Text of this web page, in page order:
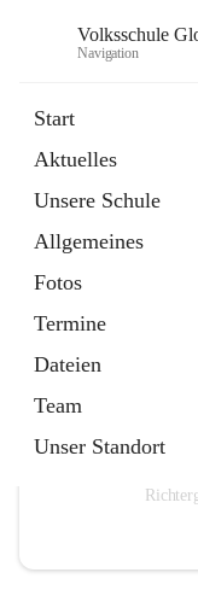
Volksschule
Navigation
Start
Aktuelles
Unsere Schule
Allgemeines
Fotos
Termine
Dateien
Team
Unser Standort
Seite
in
Tab
Elternverein
öffnet
in
neuem
Tab